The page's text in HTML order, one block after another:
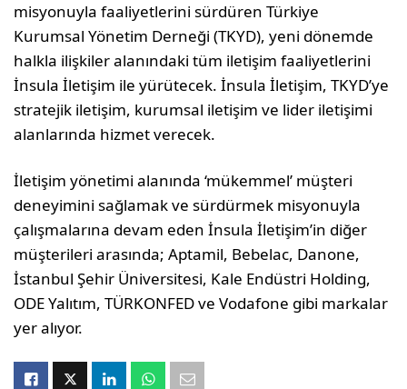
misyonuyla faaliyetlerini sürdüren Türkiye
Kurumsal Yönetim Derneği (TKYD), yeni dönemde
halkla ilişkiler alanındaki tüm iletişim faaliyetlerini
İnsula İletişim ile yürütecek. İnsula İletişim, TKYD’ye
stratejik iletişim, kurumsal iletişim ve lider iletişimi
alanlarında hizmet verecek.
İletişim yönetimi alanında ‘mükemmel’ müşteri
deneyimini sağlamak ve sürdürmek misyonuyla
çalışmalarına devam eden İnsula İletişim’in diğer
müşterileri arasında; Aptamil, Bebelac, Danone,
İstanbul Şehir Üniversitesi, Kale Endüstri Holding,
ODE Yalıtım, TÜRKONFED ve Vodafone gibi markalar
yer alıyor.